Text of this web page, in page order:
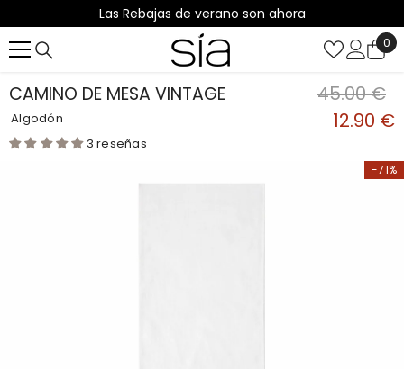
SALTAR AL CONTENIDO
Las Rebajas de verano son ahora
0
0
CAMINO DE MESA VINTAGE
Algodón
3 reseñas
45.00 €
12.90 €
-71%